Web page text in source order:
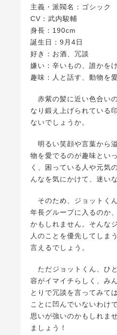
主義・派閥名：ゴシック
CV：武内駿輔
身長：190cm
誕生日：9月4日
好き：お酒、冗談
嫌い：辛いもの、誰かを
趣味：人と話す、動物を
赤紫の髪に近い色合い
なり鍛え上げられている
ないでしょうか。
明るい笑顔や言葉から
物を愛でるのが趣味とい
く、困っている人や元気
んなを気にかけて、迷い
そのため、ジョットく
年長グループに入るのか
かもしれません。そんな
人のことを優先してしま
言えるでしょう。
ただジョットくん、ひ
容がイマイチらしく、み
とりで冗談を言ってみて
ことに凹んでいないわけ
思いが強いのかもしれま
ましょう！